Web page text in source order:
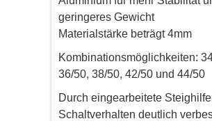
geringeres Gewicht
Materialstärke beträgt 4mm
Kombinationsmöglichkeiten:
36/50, 38/50, 42/50 und 44/50
Durch eingearbeitete
Schaltverhalten deutlich